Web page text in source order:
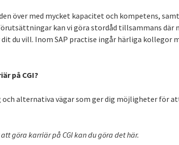
över med mycket kapacitet och kompetens,
kan vi göra stordåd tillsammans där
du vill. Inom SAP practise ingår härliga kollegor
på CGI?
alternativa vägar som ger dig möjligheter för
göra karriär på CGI kan du göra det här.